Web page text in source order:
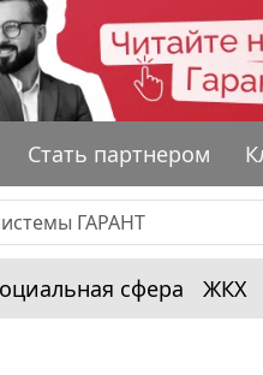
Стать партнером
сфера ЖКХ